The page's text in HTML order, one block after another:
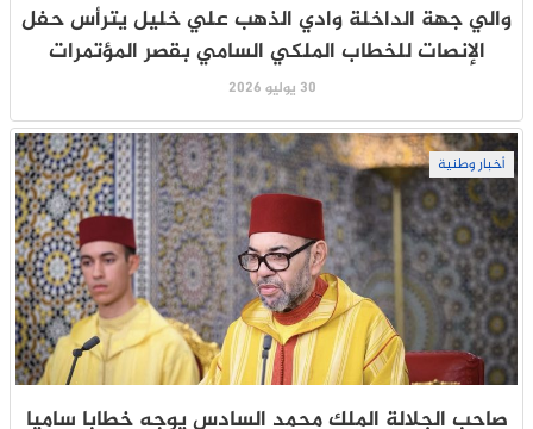
والي جهة الداخلة وادي الذهب علي خليل يترأس حفل
الإنصات للخطاب الملكي السامي بقصر المؤتمرات
30 يوليو 2026
أخبار وطنية
صاحب الجلالة الملك محمد السادس يوجه خطابا ساميا